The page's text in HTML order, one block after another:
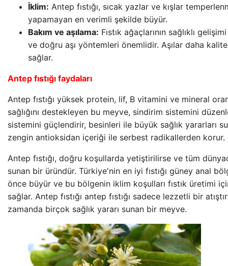
İklim: Antep fıstığı, sıcak yazlar ve kışlar
yapamayan en verimli şekilde büyür.
Bakım ve aşılama: Fıstık ağaçlarının sağlıklı
ve doğru aşı yöntemleri önemlidir. Aşılar daha
sağlar.
Antep fıstığı faydaları
Antep fıstığı yüksek protein, lif, B vitamini ve mineral
sağlığını destekleyen bu meyve, sindirim sistemini
sistemini güçlendirir, besinleri ile büyük sağlık yararları
zengin antioksidan içeriği ile serbest radikallerden korur.
Antep fıstığı, doğru koşullarda yetiştirilirse ve tüm
sunan bir üründür. Türkiye'nin en iyi fıstığı güney anal
önce büyür ve bu bölgenin iklim koşulları fıstık üretimi
sağlar. Antep fıstığı antep fıstığı sadece lezzetli bir
zamanda birçok sağlık yararı sunan bir meyve.